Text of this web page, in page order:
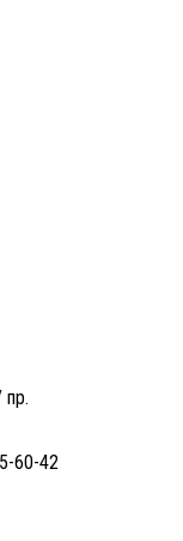
пр.
60-42